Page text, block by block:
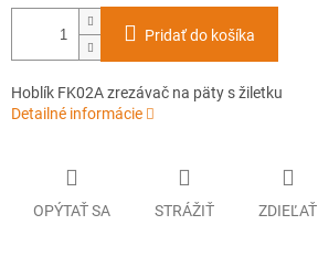
Pridať do košíka
Hoblík FK02A zrezávač na päty s žiletku
Detailné informácie
OPÝTAŤ SA STRÁŽIŤ ZDIEĽAŤ